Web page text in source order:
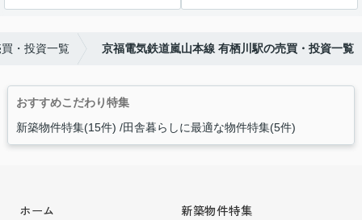
・投資一覧 京福電気鉄道嵐山本線 有栖川駅の売買・投資一覧
おすすめこだわり特集
新築物件特集(15件) 田舎暮らしに最適な物件特集(5件)
ホーム
新築物件特集